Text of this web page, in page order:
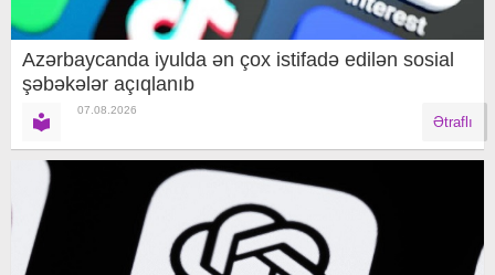
Azərbaycanda iyulda ən çox istifadə edilən sosial
şəbəkələr açıqlanıb
07.08.2026
Ətraflı